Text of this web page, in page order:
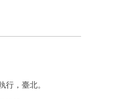
，臺北。